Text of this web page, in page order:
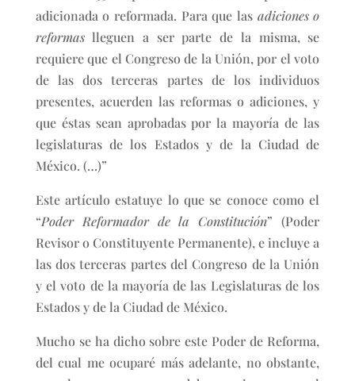
adicionada o reformada. Para que las adiciones o
reformaslleguen a ser parte de la misma, se
requiere que el Congreso de la Unión, por el voto
de las dos terceras partes de los individuos
presentes, acuerden las reformas o adiciones, y
que éstas sean aprobadas por la mayoría de las
legislaturas de los Estados y de la Ciudad de
México. (…)”
Este artículo estatuye lo que se conoce como el
“Poder Reformador de la Constitución” (Poder
Revisor o Constituyente Permanente), e incluye a
las dos terceras partes del Congreso de la Unión
y el voto de la mayoría de las Legislaturas de los
Estados y de la Ciudad de México.
Mucho se ha dicho sobre este Poder de Reforma,
del cual me ocuparé más adelante, no obstante,